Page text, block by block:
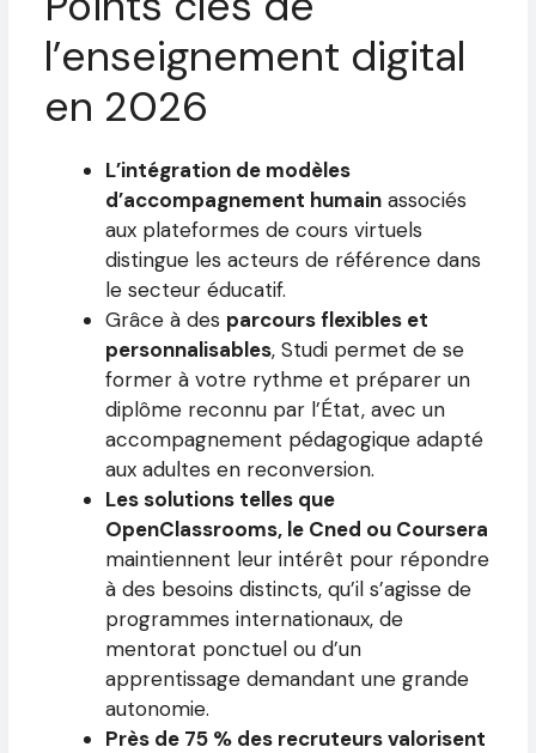
l’enseignement digital
en 2026
L’intégration de modèles
d’accompagnement humain associés
aux plateformes de cours virtuels
distingue les acteurs de référence dans
le secteur éducatif.
Grâce à des parcours flexibles et
personnalisables, Studi permet de se
former à votre rythme et préparer un
diplôme reconnu par l’État, avec un
accompagnement pédagogique adapté
aux adultes en reconversion.
Les solutions telles que
OpenClassrooms, le Cned ou Coursera
maintiennent leur intérêt pour répondre
à des besoins distincts, qu’il s’agisse de
programmes internationaux, de
mentorat ponctuel ou d’un
apprentissage demandant une grande
autonomie.
Près de 75 % des recruteurs valorisent